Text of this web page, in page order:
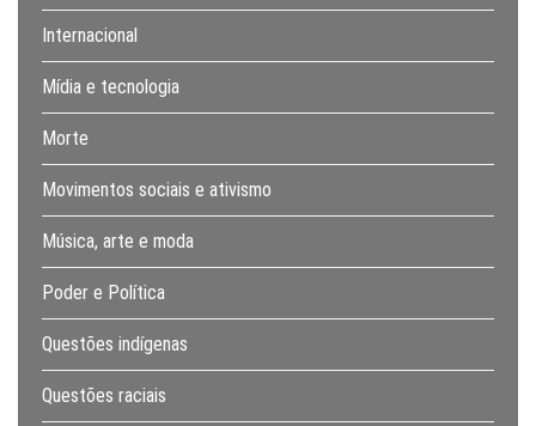
Internacional
Mídia e tecnologia
Morte
Movimentos sociais e ativismo
Música, arte e moda
Poder e Política
Questões indígenas
Questões raciais